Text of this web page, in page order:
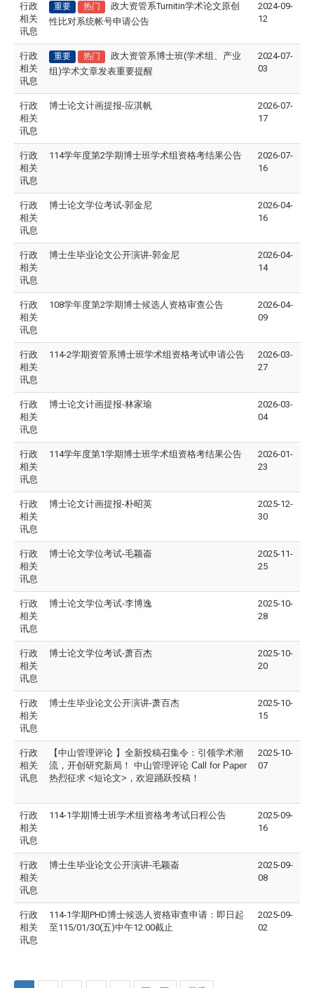
行政
相关
讯息
重要 热门
政大资管系Turnitin学术论文原创
性比对系统帐号申请公告
2024-09-
12
行政
相关
讯息
重要 热门
政大资管系博士班(学术组、产业
组)学术文章发表重要提醒
2024-07-
03
行政
相关
讯息
博士论文计画提报-应淇帆
2026-07-
17
行政
相关
讯息
114学年度第2学期博士班学术组资格考结果公告
2026-07-
16
行政
相关
讯息
博士论文学位考试-郭金尼
2026-04-
16
行政
相关
讯息
博士生毕业论文公开演讲-郭金尼
2026-04-
14
行政
相关
讯息
108学年度第2学期博士候选人资格审查公告
2026-04-
09
行政
相关
讯息
114-2学期资管系博士班学术组资格考试申请公告
2026-03-
27
行政
相关
讯息
博士论文计画提报-林家瑜
2026-03-
04
行政
相关
讯息
114学年度第1学期博士班学术组资格考结果公告
2026-01-
23
行政
相关
讯息
博士论文计画提报-朴昭英
2025-12-
30
行政
相关
讯息
博士论文学位考试-毛颖崙
2025-11-
25
行政
相关
讯息
博士论文学位考试-李博逸
2025-10-
28
行政
相关
讯息
博士论文学位考试-萧百杰
2025-10-
20
行政
相关
讯息
博士生毕业论文公开演讲-萧百杰
2025-10-
15
行政
相关
讯息
【中山管理评论 】全新投稿召集令：引领学术潮
流，开创研究新局！ 中山管理评论 Call for Paper
热烈征求 <短论文> ，欢迎踊跃投稿！
2025-10-
07
行政
相关
讯息
114-1学期博士班学术组资格考考试日程公告
2025-09-
16
行政
相关
讯息
博士生毕业论文公开演讲-毛颖崙
2025-09-
08
行政
相关
讯息
114-1学期PHD博士候选人资格审查申请：即日起
至115/01/30(五)中午12:00截止
2025-09-
02